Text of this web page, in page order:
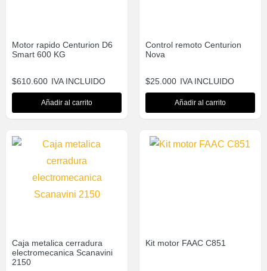
Motor rapido Centurion D6
Smart 600 KG
$610.600 IVA INCLUIDO
Añadir al carrito
Control remoto Centurion
Nova
$25.000 IVA INCLUIDO
Añadir al carrito
Caja metalica cerradura
electromecanica Scanavini
2150
Kit motor FAAC C851